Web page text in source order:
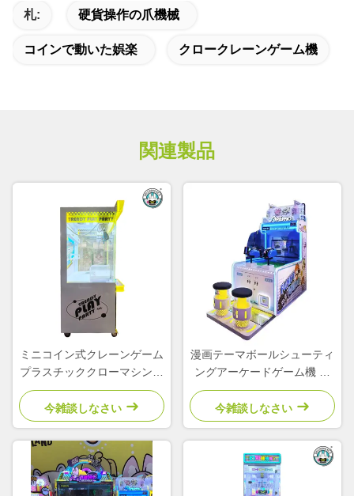
札: 硬貨操作の爪機械
コインで動いた娯楽 クロークレーンゲーム機
関連製品
ミニコイン式クレーンゲーム
プラスチッククローマシンシ
ミュレーター 子供用アーケ
ード
今雑談しなさい
漫画テーマボールシューティ
ングアーケードゲーム機 コ
イン式 子供向け遊園地
今雑談しなさい